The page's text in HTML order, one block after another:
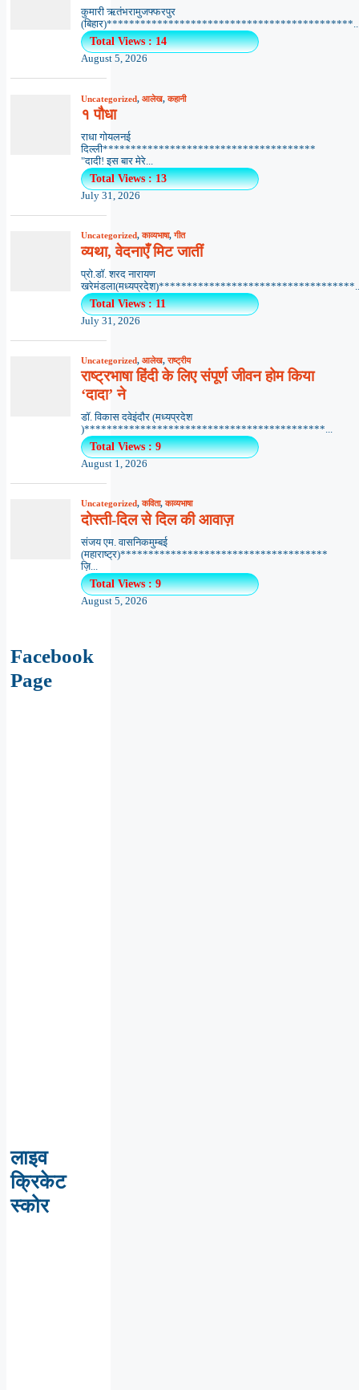
कुमारी ऋतंभरामुजफ्फरपुर
Total Views : 14
August 5, 2026
Uncategorized, आलेख,कहानी
१ पौधा
राधा गोयलनई
दिल्ली**************************************
"दादी! इस बार मेरे...
Total Views : 13
July 31, 2026
Uncategorized,काव्यभाषा,गीत
व्यथा, वेदनाएँ मिट जातीं
प्रो.डॉ. शरद नारायण
Total Views : 11
July 31, 2026
Uncategorized, आलेख,राष्ट्रीय
राष्ट्रभाषा हिंदी के लिए संपूर्ण जीवन होम किया
‘दादा’ ने
डॉ. विकास दवेइंदौर (मध्यप्रदेश
)*******************************************...
Total Views : 9
August 1, 2026
Uncategorized,कविता,काव्यभाषा
दोस्ती-दिल से दिल की आवाज़
संजय एम. वासनिकमुम्बई
(महाराष्ट्र)*************************************
ज़ि...
Total Views : 9
August 5, 2026
Facebook
Page
लाइव
क्रिकेट
स्कोर